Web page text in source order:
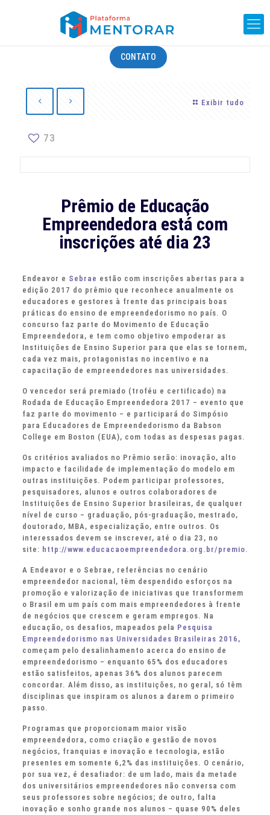
CONTATO
Exibir tudo
73
Prêmio de Educação
Empreendedora está com
inscrições até dia 23
Endeavor e Sebrae estão com inscrições abertas para a
edição 2017 do prêmio que reconhece anualmente os
educadores e gestores à frente das principais boas
práticas do ensino de empreendedorismo no país. O
concurso faz parte do Movimento de Educação
Empreendedora, e tem como objetivo empoderar as
Instituições de Ensino Superior para que elas se tornem,
cada vez mais, protagonistas no incentivo e na
capacitação de empreendedores nas universidades.
O vencedor será premiado (troféu e certificado) na
Rodada de Educação Empreendedora 2017 – evento que
faz parte do movimento – e participará do Simpósio
para Educadores de Empreendedorismo da Babson
College em Boston (EUA), com todas as despesas pagas.
Os critérios avaliados no Prêmio serão: inovação, alto
impacto e facilidade de implementação do modelo em
outras instituições. Podem participar professores,
pesquisadores, alunos e outros colaboradores de
Instituições de Ensino Superior brasileiras, de qualquer
nível de curso – graduação, pós-graduação, mestrado,
doutorado, MBA, especialização, entre outros. Os
interessados devem se inscrever, até o dia 23, no
site: http://www.educacaoempreendedora.org.br/premio.
A Endeavor e o Sebrae, referências no cenário
empreendedor nacional, têm despendido esforços na
promoção e valorização de iniciativas que transformem
o Brasil em um país com mais empreendedores à frente
de negócios que crescem e geram empregos. Na
educação, os desafios, mapeados pela Pesquisa
Empreendedorismo nas Universidades Brasileiras 2016 ,
começam pelo desalinhamento acerca do ensino de
empreendedorismo – enquanto 65% dos educadores
estão satisfeitos, apenas 36% dos alunos parecem
concordar. Além disso, as instituições, no geral, só têm
disciplinas que inspiram os alunos a darem o primeiro
passo.
Programas que proporcionam maior visão
empreendedora, como criação e gestão de novos
negócios, franquias e inovação e tecnologia, estão
presentes em somente 6,2% das instituições. O cenário,
por sua vez, é desafiador: de um lado, mais da metade
dos universitários empreendedores não conversa com
seus professores sobre negócios; de outro, falta
inovação e sonho grande nos alunos – quase 90% deles